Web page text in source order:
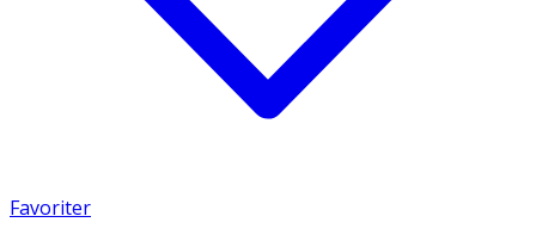
Favoriter